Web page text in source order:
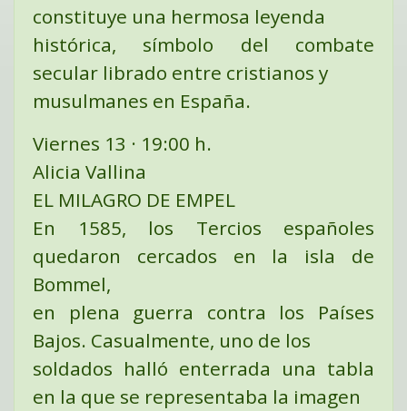
constituye una hermosa leyenda
histórica, símbolo del combate
secular librado entre cristianos y
musulmanes en España.
Viernes 13 · 19:00 h.
Alicia Vallina
EL MILAGRO DE EMPEL
En 1585, los Tercios españoles
quedaron cercados en la isla de
Bommel,
en plena guerra contra los Países
Bajos. Casualmente, uno de los
soldados halló enterrada una tabla
en la que se representaba la imagen